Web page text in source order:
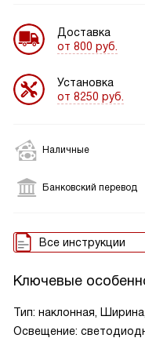
Доставка
от 800 руб.
Установка
от 8250 руб.
Наличные
Банковский перевод
Все инструкции
Ключевые
Тип: наклонная,
Освещение: